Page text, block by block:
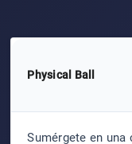
Physical Ball
Sumérgete en